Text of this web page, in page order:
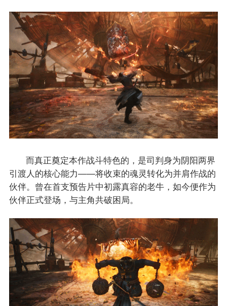
而真正奠定本作战斗特色的，是司判身为阴阳两界
引渡人的核心能力——将收束的魂灵转化为并肩作战的
伙伴。曾在首支预告片中初露真容的老牛，如今便作为
伙伴正式登场，与主角共破困局。